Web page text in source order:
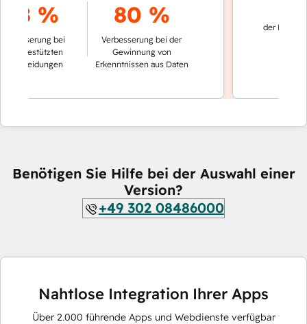
%
bei
80 %
Verbesserung bei der
Gewinnung von
Erkenntnissen aus Daten
der
Benötigen Sie Hilfe bei der Auswahl einer
Version?
+49 302 08486000
Nahtlose Integration Ihrer Apps
Über 2.000 führende Apps und Webdienste verfügbar